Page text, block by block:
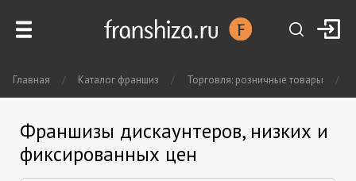
Главная / Каталог франшиз / Торговля: розничные товары /
Франшизы дискаунтеров, низких и
фиксированных цен